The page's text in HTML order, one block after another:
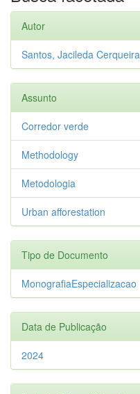
Autor
Santos, Jacileda Cerqueira
Assunto
Corredor verde
Methodology
Metodologia
Urban afforestation
Tipo de Documento
MonografiaEspecializacao
Data de Publicação
2024